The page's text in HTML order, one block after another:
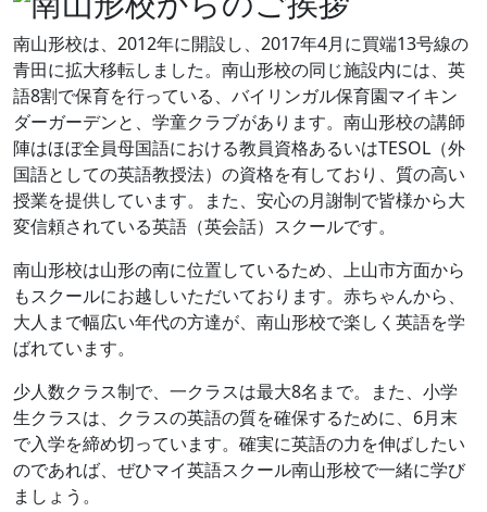
南山形校は、2012年に開設し、2017年4月に買端13号線の
青田に拡大移転しました。南山形校の同じ施設内には、英
語8割で保育を行っている、バイリンガル保育園マイキン
ダーガーデンと、学童クラブがあります。南山形校の講師
陣はほぼ全員母国語における教員資格あるいはTESOL（外
国語としての英語教授法）の資格を有しており、質の高い
授業を提供しています。また、安心の月謝制で皆様から大
変信頼されている英語（英会話）スクールです。
南山形校は山形の南に位置しているため、上山市方面から
もスクールにお越しいただいております。赤ちゃんから、
大人まで幅広い年代の方達が、南山形校で楽しく英語を学
ばれています。
少人数クラス制で、一クラスは最大8名まで。また、小学
生クラスは、クラスの英語の質を確保するために、6月末
で入学を締め切っています。確実に英語の力を伸ばしたい
のであれば、ぜひマイ英語スクール南山形校で一緒に学び
ましょう。